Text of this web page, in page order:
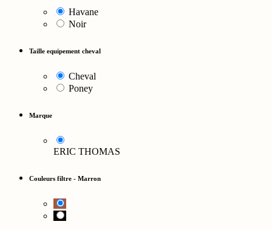
Havane
Noir
Taille equipement cheval
Cheval
Poney
Marque
ERIC THOMAS
Couleurs filtre - Marron